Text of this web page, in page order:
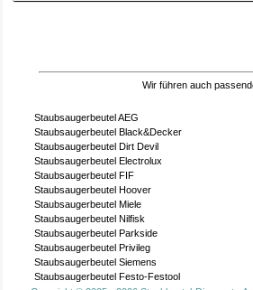
Wir führen auch
Staubsaugerbeutel AEG
Staubsaugerbeutel Black&Decker
Staubsaugerbeutel Dirt Devil
Staubsaugerbeutel Electrolux
Staubsaugerbeutel FIF
Staubsaugerbeutel Hoover
Staubsaugerbeutel Miele
Staubsaugerbeutel Nilfisk
Staubsaugerbeutel Parkside
Staubsaugerbeutel Privileg
Staubsaugerbeutel Siemens
Staubsaugerbeutel Festo-Festool